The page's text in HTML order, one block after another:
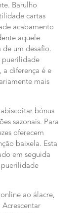
Barulho
cartas
acabamento
aquele
de um desafio.
puerilidade
diferença é e
mais
bónus
sazonais. Para
oferecem
baixela. Esta
em seguida
puerilidade
ao álacre,
Acrescentar